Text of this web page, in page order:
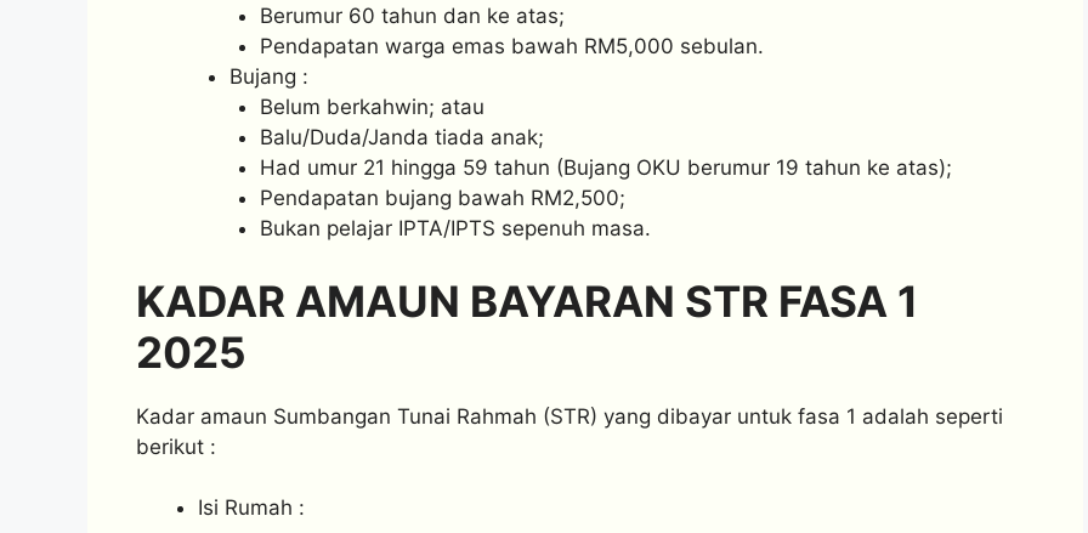
Berumur 60 tahun dan ke atas;
Pendapatan warga emas bawah RM5,000 sebulan.
Bujang :
Belum berkahwin; atau
Balu/Duda/Janda tiada anak;
Had umur 21 hingga 59 tahun (Bujang OKU berumur 19 tahun ke atas);
Pendapatan bujang bawah RM2,500;
Bukan pelajar IPTA/IPTS sepenuh masa.
KADAR AMAUN BAYARAN STR FASA 1
2025
Kadar amaun Sumbangan Tunai Rahmah (STR) yang dibayar untuk fasa 1 adalah seperti
berikut :
Isi Rumah :